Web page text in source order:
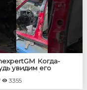
Когда-
увидим его
#shorts
3355